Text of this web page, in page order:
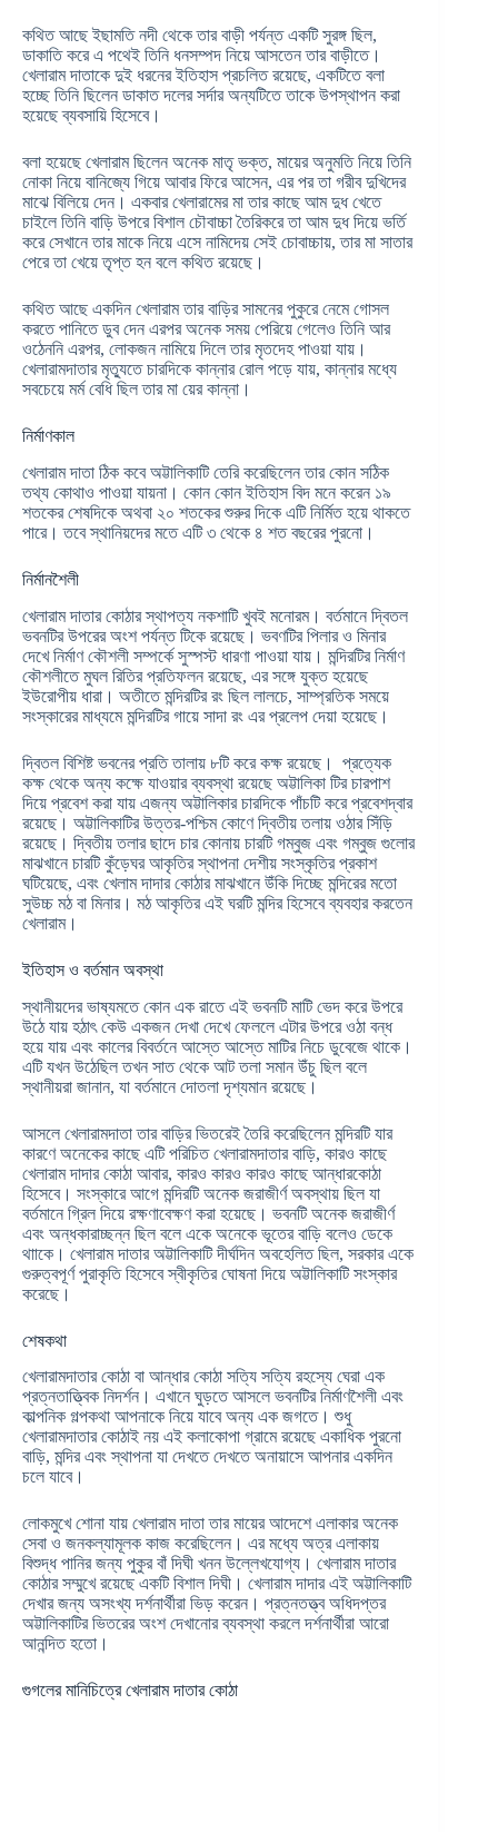
কথিত আছে ইছামতি নদী থেকে তার বাড়ী পর্যন্ত একটি সুরঙ্গ ছিল,
ডাকাতি করে এ পথেই তিনি ধনসম্পদ নিয়ে আসতেন তার বাড়ীতে।
খেলারাম দাতাকে দুই ধরনের ইতিহাস প্রচলিত রয়েছে, একটিতে বলা
হচ্ছে তিনি ছিলেন ডাকাত দলের সর্দার অন্যটিতে তাকে উপস্থাপন করা
হয়েছে ব্যবসায়ি হিসেবে।
বলা হয়েছে খেলারাম ছিলেন অনেক মাতৃ ভক্ত, মায়ের অনুমতি নিয়ে তিনি
নোকা নিয়ে বানিজ্যে গিয়ে আবার ফিরে আসেন, এর পর তা গরীব দুখিদের
মাঝে বিলিয়ে দেন। একবার খেলারামের মা তার কাছে আম দুধ খেতে
চাইলে তিনি বাড়ি উপরে বিশাল চৌবাচ্চা তৈরিকরে তা আম দুধ দিয়ে ভর্তি
করে সেখানে তার মাকে নিয়ে এসে নামিদেয় সেই চোবাচ্চায়, তার মা সাতার
পেরে তা খেয়ে তৃপ্ত হন বলে কথিত রয়েছে।
কথিত আছে একদিন খেলারাম তার বাড়ির সামনের পুকুরে নেমে গোসল
করতে পানিতে ডুব দেন এরপর অনেক সময় পেরিয়ে গেলেও তিনি আর
ওঠেননি এরপর, লোকজন নামিয়ে দিলে তার মৃতদেহ পাওয়া যায়।
খেলারামদাতার মৃত্যুতে চারদিকে কান্নার রোল পড়ে যায়, কান্নার মধ্যে
সবচেয়ে মর্ম বেধি ছিল তার মা য়ের কান্না।
নির্মাণকাল
খেলারাম দাতা ঠিক কবে অট্টালিকাটি তেরি করেছিলেন তার কোন সঠিক
তথ্য কোথাও পাওয়া যায়না। কোন কোন ইতিহাস বিদ মনে করেন ১৯
শতকের শেষদিকে অথবা ২০ শতকের শুরুর দিকে এটি নির্মিত হয়ে থাকতে
পারে। তবে স্থানিয়দের মতে এটি ৩ থেকে ৪ শত বছরের পুরনো।
নির্মানশৈলী
খেলারাম দাতার কোঠার স্থাপত্য নকশাটি খুবই মনোরম। বর্তমানে দ্বিতল
ভবনটির উপরের অংশ পর্যন্ত টিকে রয়েছে। ভবণটির পিলার ও মিনার
দেখে নির্মাণ কৌশলী সম্পর্কে সুস্পস্ট ধারণা পাওয়া যায়। মন্দিরটির নির্মাণ
কৌশলীতে মুঘল রিতির প্রতিফলন রয়েছে, এর সঙ্গে যুক্ত হয়েছে
ইউরোপীয় ধারা। অতীতে মন্দিরটির রং ছিল লালচে, সাম্প্রতিক সময়ে
সংস্কারের মাধ্যমে মন্দিরটির গায়ে সাদা রং এর প্রলেপ দেয়া হয়েছে।
দ্বিতল বিশিষ্ট ভবনের প্রতি তালায় ৮টি করে কক্ষ রয়েছে। প্রত্যেক
কক্ষ থেকে অন্য কক্ষে যাওয়ার ব্যবস্থা রয়েছে অট্টালিকা টির চারপাশ
দিয়ে প্রবেশ করা যায় এজন্য অট্টালিকার চারদিকে পাঁচটি করে প্রবেশদ্বার
রয়েছে। অট্টালিকাটির উত্তর-পশ্চিম কোণে দ্বিতীয় তলায় ওঠার সিঁড়ি
রয়েছে। দ্বিতীয় তলার ছাদে চার কোনায় চারটি গম্বুজ এবং গম্বুজ গুলোর
মাঝখানে চারটি কুঁড়েঘর আকৃতির স্থাপনা দেশীয় সংস্কৃতির প্রকাশ
ঘটিয়েছে, এবং খেলাম দাদার কোঠার মাঝখানে উঁকি দিচ্ছে মন্দিরের মতো
সুউচ্চ মঠ বা মিনার। মঠ আকৃতির এই ঘরটি মন্দির হিসেবে ব্যবহার করতেন
খেলারাম।
ইতিহাস ও বর্তমান অবস্থা
স্থানীয়দের ভাষ্যমতে কোন এক রাতে এই ভবনটি মাটি ভেদ করে উপরে
উঠে যায় হঠাৎ কেউ একজন দেখা দেখে ফেললে এটার উপরে ওঠা বন্ধ
হয়ে যায় এবং কালের বিবর্তনে আস্তে আস্তে মাটির নিচে ডুবেজে থাকে।
এটি যখন উঠেছিল তখন সাত থেকে আট তলা সমান উঁচু ছিল বলে
স্থানীয়রা জানান, যা বর্তমানে দোতলা দৃশ্যমান রয়েছে।
আসলে খেলারামদাতা তার বাড়ির ভিতরেই তৈরি করেছিলেন মন্দিরটি যার
কারণে অনেকের কাছে এটি পরিচিত খেলারামদাতার বাড়ি, কারও কাছে
খেলারাম দাদার কোঠা আবার, কারও কারও কারও কাছে আন্ধারকোঠা
হিসেবে। সংস্কারে আগে মন্দিরটি অনেক জরাজীর্ণ অবস্থায় ছিল যা
বর্তমানে গ্রিল দিয়ে রক্ষণাবেক্ষণ করা হয়েছে। ভবনটি অনেক জরাজীর্ণ
এবং অন্ধকারাচ্ছন্ন ছিল বলে একে অনেকে ভূতের বাড়ি বলেও ডেকে
থাাকে। খেলারাম দাতার অট্টালিকাটি দীর্ঘদিন অবহেলিত ছিল, সরকার একে
গুরুত্বপূর্ণ পুরাকৃতি হিসেবে স্বীকৃতির ঘোষনা দিয়ে অট্টালিকাটি সংস্কার
করেছে।
শেষকথা
খেলারামদাতার কোঠা বা আন্ধার কোঠা সত্যি সত্যি রহস্যে ঘেরা এক
প্রত্নতাত্ত্বিক নিদর্শন। এখানে ঘুড়তে আসলে ভবনটির নির্মাণশৈলী এবং
কাল্পনিক গল্পকথা আপনাকে নিয়ে যাবে অন্য এক জগতে। শুধু
খেলারামদাতার কোঠাই নয় এই কলাকোপা গ্রামে রয়েছে একাধিক পুরনো
বাড়ি, মন্দির এবং স্থাপনা যা দেখতে দেখতে অনায়াসে আপনার একদিন
চলে যাবে।
লোকমুখে শোনা যায় খেলারাম দাতা তার মায়ের আদেশে এলাকার অনেক
সেবা ও জনকল্যামূলক কাজ করেছিলেন। এর মধ্যে অত্র এলাকায়
বিশুদ্ধ পানির জন্য পুকুর বাঁ দিঘী খনন উল্লেখযোগ্য। খেলারাম দাতার
কোঠার সম্মুখে রয়েছে একটি বিশাল দিঘী। খেলারাম দাদার এই অট্টালিকাটি
দেখার জন্য অসংখ্য দর্শনার্থীরা ভিড় করেন। প্রত্নতত্ত্ব অধিদপ্তর
অট্টালিকাটির ভিতরের অংশ দেখানোর ব্যবস্থা করলে দর্শনার্থীরা আরো
আনন্দিত হতো।
গুগলের মানিচিত্রে খেলারাম দাতার কোঠা